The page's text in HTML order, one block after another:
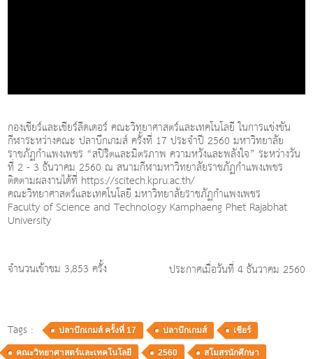
กองเชียร์และเชียร์ลีดเดอร์ คณะวิทยาศาสตร์และเทคโนโลยี ในการแข่งขัน
กีฬาระหว่างคณะ ปลาบึกเกมส์ ครั้งที่ 17 ประจำปี 2560 มหาวิทยาลัย
ราชภัฏกำแพงเพชร “สปิริตและมิตรภาพ ความหวังและพลังใจ” ระหว่างวัน
ที่ 2 - 3 ธันวาคม 2560 ณ สนามกีฬามหาวิทยาลัยราชภัฏกำแพงเพชร
ติดตามผลงานได้ที่ https://scitech.kpru.ac.th/
คณะวิทยาศาสตร์และเทคโนโลยี มหาวิทยาลัยราชภัฏกำแพงเพชร
Faculty of Science and Technology Kamphaeng Phet Rajabhat
University
จำนวนเข้าชม 3,853 ครั้ง ประกาศเมื่อวันที่ 4 ธันวาคม 2560
Tags : ปลาบึกเกมส์ ครั้งที่ 17 ปลาบึกเกมส์ เชียร์
คณะวิทยาศาสตร์และเทคโนโลยี 2560 สโมสรนักศึกษา